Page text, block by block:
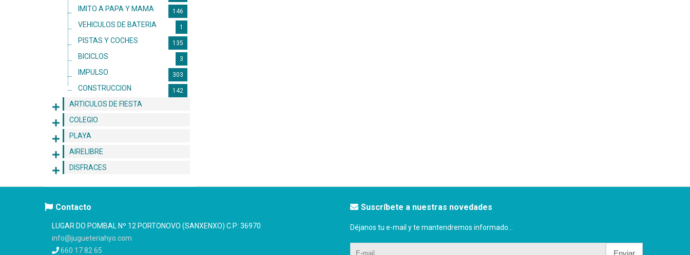
IMITO A PAPA Y MAMA 146
VEHICULOS DE BATERIA 1
PISTAS Y COCHES 135
BICICLOS 3
IMPULSO 303
CONSTRUCCION 142
ARTICULOS DE FIESTA
COLEGIO
PLAYA
AIRELIBRE
DISFRACES
Contacto
LUGAR DO POMBAL Nº 12 PORTONOVO (SANXENXO) C.P: 36970
info@jugueteriahyo.com
660 17 82 65
Suscríbete a nuestras novedades
Déjanos tu e-mail y te mantendremos informado...
Enviar